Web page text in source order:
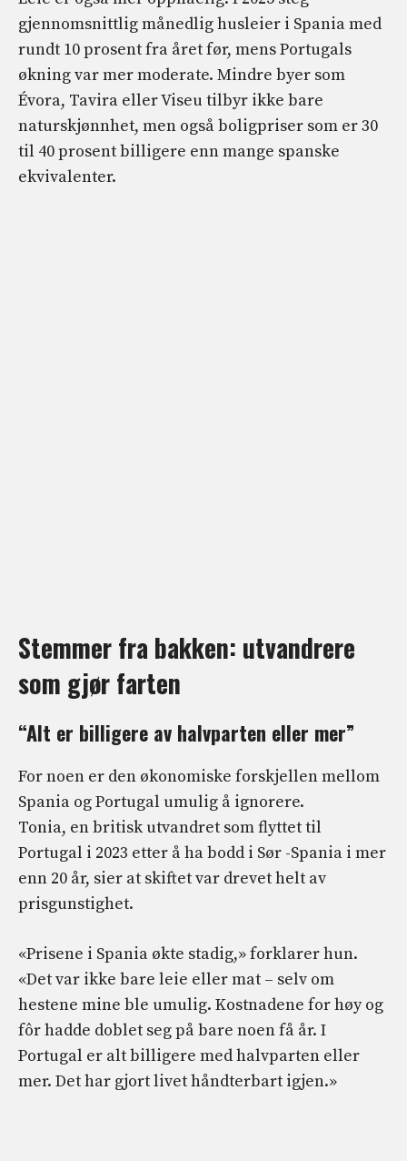
gjennomsnittlig månedlig husleier i Spania med
rundt 10 prosent fra året før, mens Portugals
økning var mer moderate. Mindre byer som
Évora, Tavira eller Viseu tilbyr ikke bare
naturskjønnhet, men også boligpriser som er 30
til 40 prosent billigere enn mange spanske
ekvivalenter.
Stemmer fra bakken: utvandrere
som gjør farten
“Alt er billigere av halvparten eller mer”
For noen er den økonomiske forskjellen mellom
Spania og Portugal umulig å ignorere.
Tonia, en britisk utvandret som flyttet til
Portugal i 2023 etter å ha bodd i Sør -Spania i mer
enn 20 år, sier at skiftet var drevet helt av
prisgunstighet.
«Prisene i Spania økte stadig,» forklarer hun.
«Det var ikke bare leie eller mat – selv om
hestene mine ble umulig. Kostnadene for høy og
fôr hadde doblet seg på bare noen få år. I
Portugal er alt billigere med halvparten eller
mer. Det har gjort livet håndterbart igjen.»